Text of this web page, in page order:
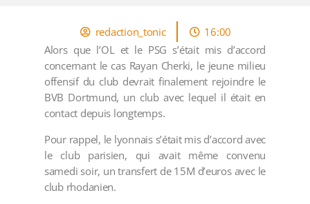
redaction_tonic
16:00
Alors que l’OL et le PSG s’était mis d’accord
concernant le cas Rayan Cherki, le jeune milieu
offensif du club devrait finalement rejoindre le
BVB Dortmund, un club avec lequel il était en
contact depuis longtemps.
Pour rappel, le lyonnais s’était mis d’accord avec
le club parisien, qui avait même convenu
samedi soir, un transfert de 15M d’euros avec le
club rhodanien.